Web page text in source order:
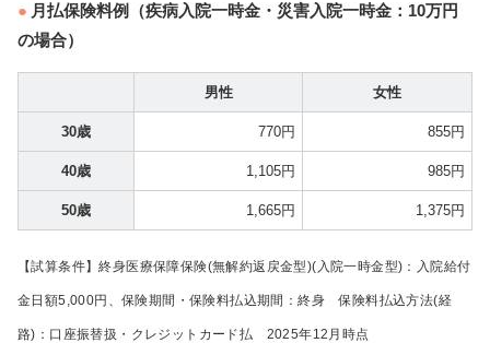
月払保険料例（疾病入院一時金・災害入院一時金：10万円
の場合）
男性 女性
30歳 770円 855円
40歳 1,105円 985円
50歳 1,665円 1,375円
【試算条件】終身医療保障保険(無解約返戻金型)(入院一時金型)：入院給付
金日額5,000円、保険期間・保険料払込期間：終身 保険料払込方法(経
路)：口座振替扱・クレジットカード払 2025年12月時点